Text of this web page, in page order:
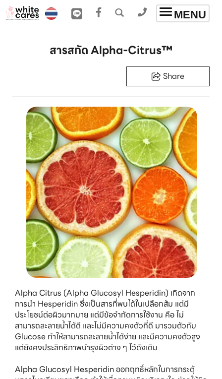
Toggle
navigation
MENU
สารสกัด Alpha-Citrus™
Share
Alpha Citrus (Alpha Glucosyl Hesperidin) เกิดจาก
การนำ Hesperidin ซึ่งเป็นสารที่พบได้ในเปลือกส้ม แต่มี
ประโยชน์ต่อผิวมากมาย แต่มีข้อจำกัดการใช้งาน คือ ไม่
สามารถละลายน้ำได้ดี และไม่มีความคงตัวที่ดี มารวมตัวกับ
Glucose ทำให้สามารถละลายน้ำได้ง่าย และมีความคงตัวสูง
แต่ยังคงประสิทธิภาพบำรุงผิวต่าง ๆ ไว้ดังเดิม
Alpha Glucosyl Hesperidin ออกฤทธิ์หลักในการกระตุ้